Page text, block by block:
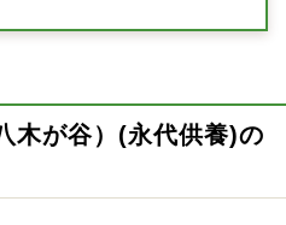
木が谷）(永代供養)の